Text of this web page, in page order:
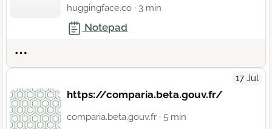
huggingface.co · 3 min
Notepad
17 Jul
https://comparia.beta.gouv.fr/
comparia.beta.gouv.fr · 5 min